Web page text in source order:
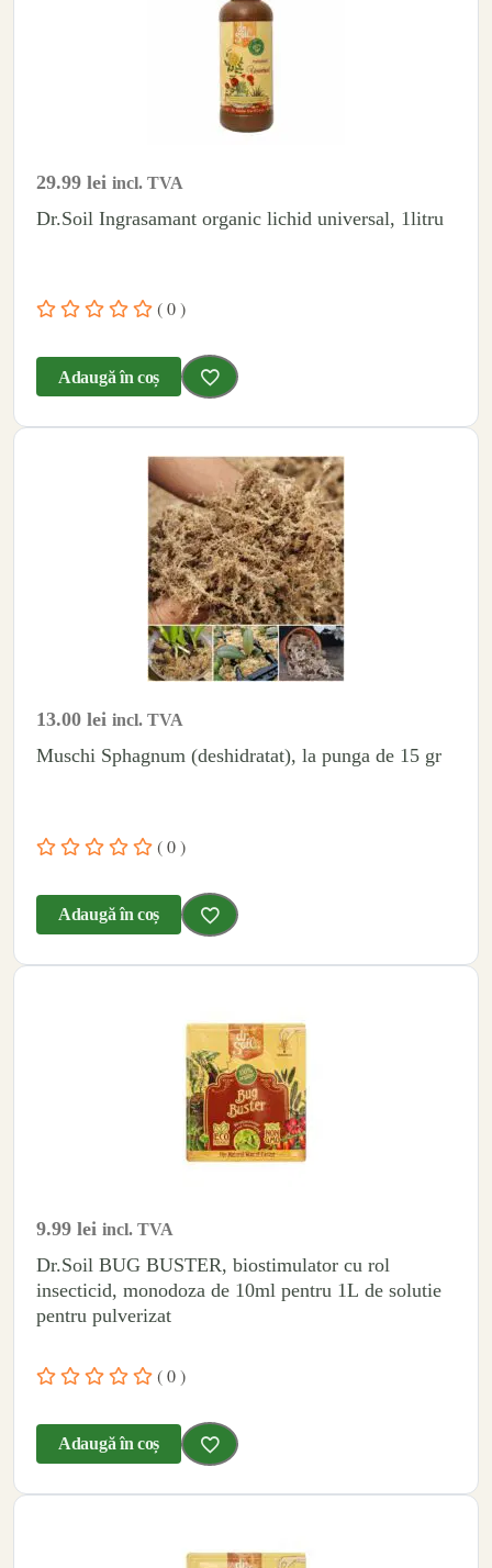
29.99 lei incl. TVA
Dr.Soil Ingrasamant organic lichid universal, 1litru
( 0 )
Adaugă în coș
13.00 lei incl. TVA
Muschi Sphagnum (deshidratat), la punga de 15 gr
( 0 )
Adaugă în coș
9.99 lei incl. TVA
Dr.Soil BUG BUSTER, biostimulator cu rol
insecticid, monodoza de 10ml pentru 1L de solutie
pentru pulverizat
( 0 )
Adaugă în coș